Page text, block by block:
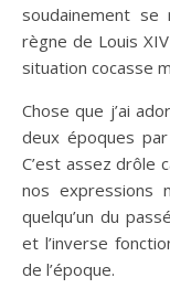
soudainement
règne de Louis
situation cocasse
Chose que j’ai
deux époques
C’est assez drôle
nos expressions
quelqu’un du
et l’inverse
de l’époque.